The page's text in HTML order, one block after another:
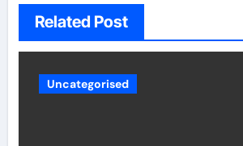
Related Post
Uncategorised